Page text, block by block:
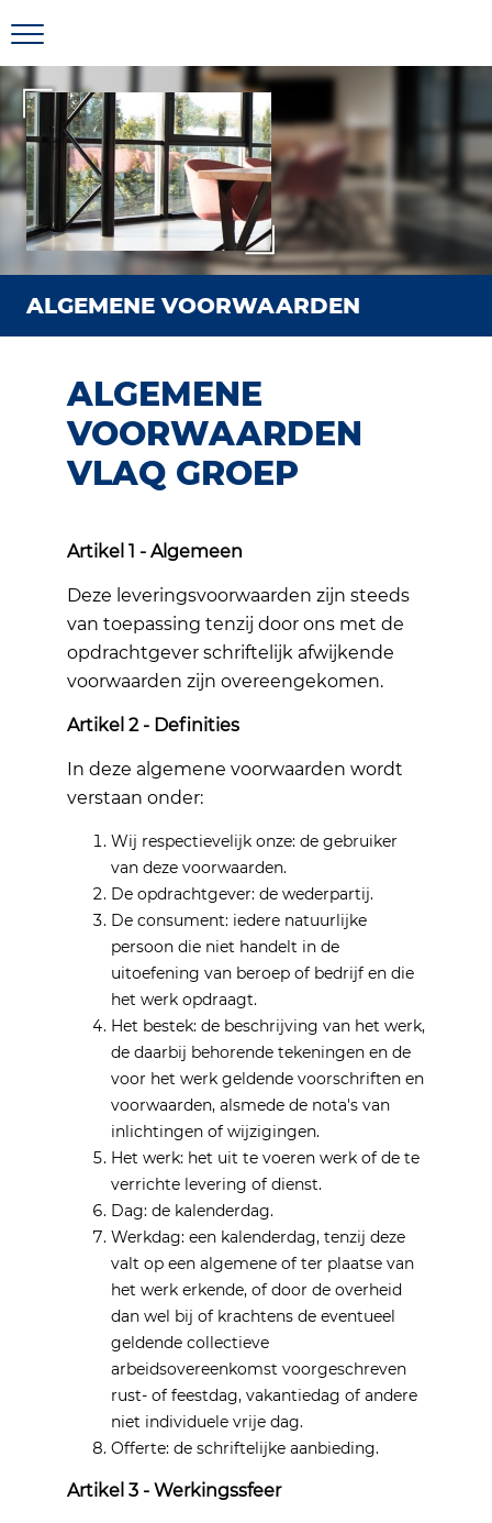
ALGEMENE VOORWAARDEN
ALGEMENE
VOORWAARDEN
VLAQ GROEP
Artikel 1 - Algemeen
Deze leveringsvoorwaarden zijn steeds
van toepassing tenzij door ons met de
opdrachtgever schriftelijk afwijkende
voorwaarden zijn overeengekomen.
Artikel 2 - Definities
In deze algemene voorwaarden wordt
verstaan onder:
Wij respectievelijk onze: de gebruiker
van deze voorwaarden.
De opdrachtgever: de wederpartij.
De consument: iedere natuurlijke
persoon die niet handelt in de
uitoefening van beroep of bedrijf en die
het werk opdraagt.
Het bestek: de beschrijving van het werk,
de daarbij behorende tekeningen en de
voor het werk geldende voorschriften en
voorwaarden, alsmede de nota's van
inlichtingen of wijzigingen.
Het werk: het uit te voeren werk of de te
verrichte levering of dienst.
Dag: de kalenderdag.
Werkdag: een kalenderdag, tenzij deze
valt op een algemene of ter plaatse van
het werk erkende, of door de overheid
dan wel bij of krachtens de eventueel
geldende collectieve
arbeidsovereenkomst voorgeschreven
rust- of feestdag, vakantiedag of andere
niet individuele vrije dag.
Offerte: de schriftelijke aanbieding.
Artikel 3 - Werkingssfeer